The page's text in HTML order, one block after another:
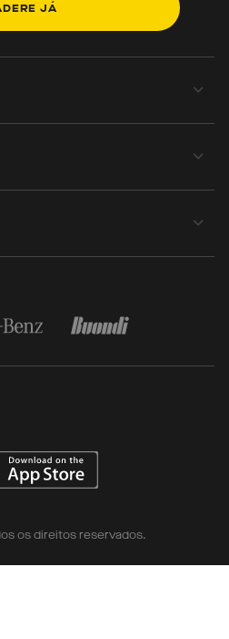
JÁ
os direitos reservados.